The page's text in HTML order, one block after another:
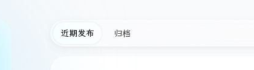
近期发布 归档